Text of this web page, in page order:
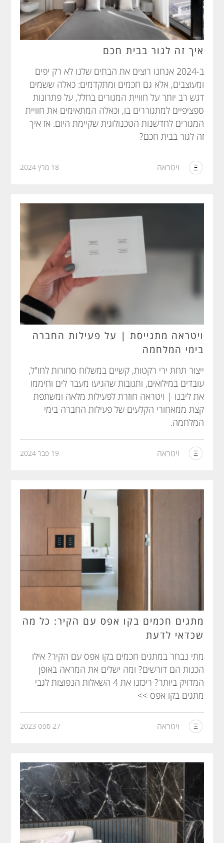
איך זה לגור בבית חכם
ב-2024 אנחנו רוצים את הבתים שלנו לא רק יפים
ומעוצבים, אלא גם חכמים ומתקדמים: כאלה ששמים
דגש רב יותר על חוויית המגורים בחלל, על פתרונות
ספציפיים למתגוררים בו, וכאלה המתאימים את חוויית
המגורים לחדשנות הטכנולוגית שקיימת היום. אז איך
זה לגור בבית חכם?
ויטראה 18 מרץ 2024
ויטראה מתגייסת | על פעילות החברה
בימי המלחמה
ייצור תחת ירי רקטות, קשיים במשלוח סחורות לחו"ל,
עובדים במילואים, ותגובות שהגיעו מעבר לים וחיממו
את ליבנו | ויטראה חוזרת לפעילות מלאה ומשתפת
קצת ממאחורי הקלעים של פעילות החברה בימי
המלחמה.
ויטראה 19 פבר 2024
מתגים חכמים בקו אפס עם הקיר: כל מה
שכדאי לדעת
מתי נבחר במתגים חכמים בקו אפס עם הקיר? אילו
הכנות הם דורשים? ומה ישלים את המראה באופן
המדויק ביותר? ריכזנו את 4 השאלות הנפוצות לגבי
מתגים בקו אפס >>
ויטראה 27 ספט 2023